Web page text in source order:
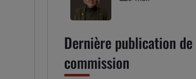
Dernière publication
commission